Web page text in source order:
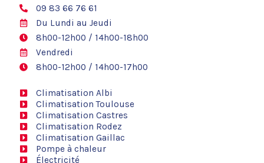
09 83 66 76 61
Du Lundi au Jeudi
8h00-12h00 / 14h00-18h00
Vendredi
8h00-12h00 / 14h00-17h00
Climatisation Albi
Climatisation Toulouse
Climatisation Castres
Climatisation Rodez
Climatisation Gaillac
Pompe à chaleur
Électricité